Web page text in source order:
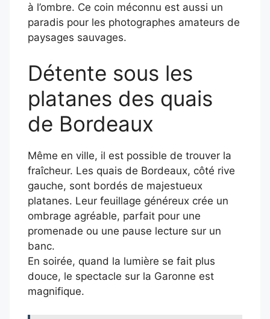
à l’ombre. Ce coin méconnu est aussi un
paradis pour les photographes amateurs de
paysages sauvages.
Détente sous les
platanes des quais
de Bordeaux
Même en ville, il est possible de trouver la
fraîcheur. Les quais de Bordeaux, côté rive
gauche, sont bordés de majestueux
platanes. Leur feuillage généreux crée un
ombrage agréable, parfait pour une
promenade ou une pause lecture sur un
banc.
En soirée, quand la lumière se fait plus
douce, le spectacle sur la Garonne est
magnifique.